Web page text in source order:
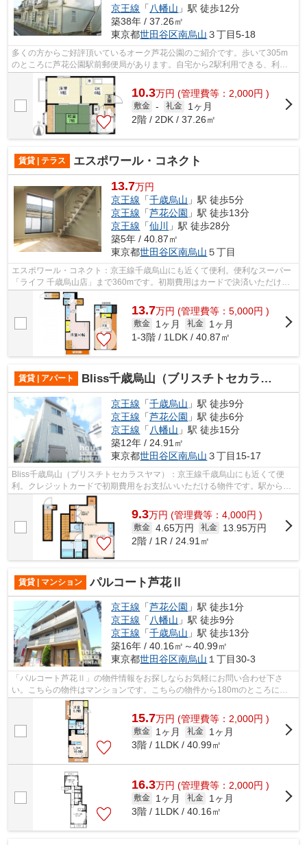
京王線 「八幡山 」駅 徒歩12分
築38年 / 37.26㎡
東京都世田谷区南烏山 ３丁目5-18
多くの方からご好評頂いているオーク芦花公園のご紹介です。歩いて305m
のところに芦花公園駅前郵便局があります。自宅から2駅利用できる、利便
性の高いアパートです。徒歩3分の位置に...
10.3万円 (管理費等：2,000円 )
敷金 - 礼金
1ヶ月
2階 / 2DK / 37.26㎡
賃貸 | テラス エスポワール・コネクト
13.7万円
京王線 「千歳烏山 」駅 徒歩5分
京王線 「芦花公園 」駅 徒歩13分
京王線 「仙川
」駅 徒歩28分
築5年 / 40.87㎡
東京都世田谷区南烏山 ５丁目
エスポワール・コネクト：京王線千歳烏山にも近くて便利。便利なスーパー
「ライフ 千歳烏山店」まで360mです。初期費用はカードで決済いただけま
す。2駅利用可能な物件なので、用途や...
13.7万円 (管理費等：5,000円 )
敷金 1ヶ月 礼金
1ヶ月
1-3階 / 1LDK / 40.87㎡
賃貸 | アパート Bliss千歳烏山（ブリスチトセカラスヤマ）
京王線 「千歳烏山 」駅 徒歩9分
京王線 「芦花公園 」駅 徒歩6分
京王線 「八幡山 」駅 徒歩15分
築12年 / 24.91㎡
東京都世田谷区南烏山 ３丁目15-17
Bliss千歳烏山（ブリスチトセカラスヤマ）：京王線千歳烏山にも近くて便
利。クレジットカードで初期費用をお支払いいただける物件です。駅から徒
歩10分にある物件なので、電車利用が多...
9.3万円 (管理費等：4,000円 )
敷金 4.65万円 礼金
13.95万円
2階 / 1R / 24.91㎡
賃貸 | マンション パルコート芦花Ⅱ
京王線 「芦花公園 」駅 徒歩1分
京王線 「八幡山 」駅 徒歩9分
京王線 「千歳烏山 」駅 徒歩13分
築16年 / 40.16㎡～40.99㎡
東京都世田谷区南烏山 １丁目30-3
「パルコート芦花Ⅱ」の物件情報をお探しならお気軽にお問い合わせ下さ
い。こちらの物件はマンションです。こちらの物件から180mのところに駐
車場があります。目的地別に駅を選べる3駅...
15.7万円 (管理費等：2,000円 )
敷金 1ヶ月 礼金
1ヶ月
3階 / 1LDK / 40.99㎡
16.3万円 (管理費等：2,000円 )
敷金 1ヶ月 礼金
1ヶ月
3階 / 1LDK / 40.16㎡